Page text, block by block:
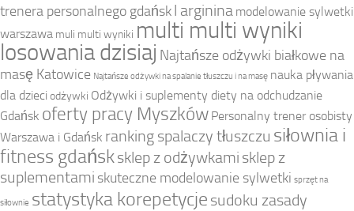
trenera personalnego gdańskl arginina modelowanie sylwetki
warszawa muli multi wyniki multi multi wyniki
losowania dzisiaj Najtańsze odżywki białkowe na
masę Katowice Najtańsze odżywki na spalanie tłuszczu i na masę nauka pływania
dla dzieci odżywki Odżywki i suplementy diety na odchudzanie
Gdańsk oferty pracy Myszków Personalny trener osobisty
Warszawa i Gdańsk ranking spalaczy tłuszczu siłownia i
fitness gdańsksklep z odżywkami sklep z
suplementami skuteczne modelowanie sylwetki sprzęt na
siłownie statystyka korepetycje sudoku zasady